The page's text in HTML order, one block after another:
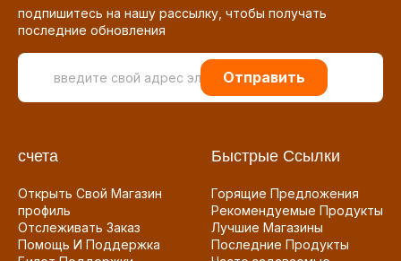
подпишитесь на нашу рассылку, чтобы получать
последние обновления
Отправить
счета
Открыть Свой Магазин
профиль
Отслеживать Заказ
Помощь И Поддержка
Быстрые Ссылки
Горящие Предложения
Рекомендуемые Продукты
Лучшие Магазины
Последние Продукты